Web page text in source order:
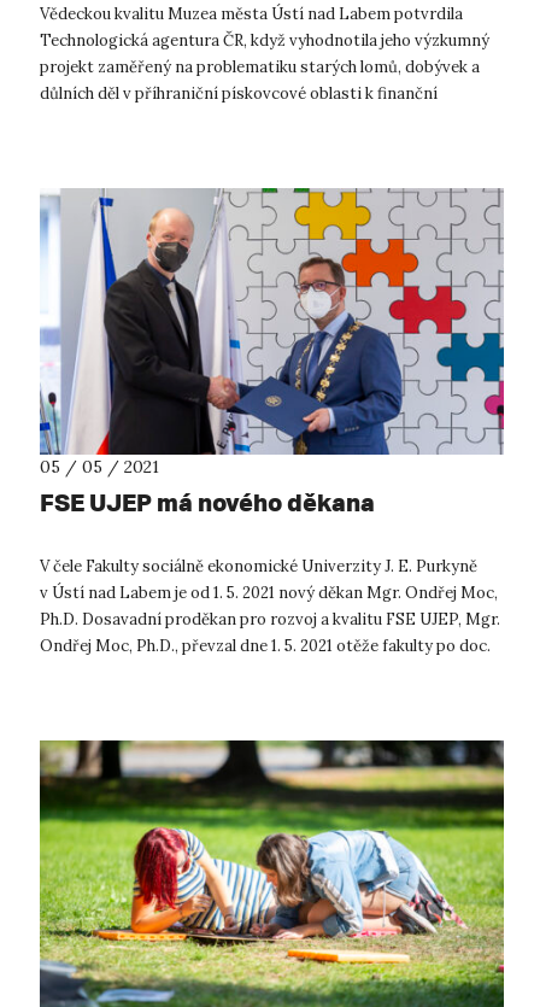
Vědeckou kvalitu Muzea města Ústí nad Labem potvrdila
Technologická agentura ČR, když vyhodnotila jeho výzkumný
projekt zaměřený na problematiku starých lomů, dobývek a
důlních děl v příhraniční pískovcové oblasti k finanční
05 / 05 / 2021
FSE UJEP má nového děkana
V čele Fakulty sociálně ekonomické Univerzity J. E. Purkyně
v Ústí nad Labem je od 1. 5. 2021 nový děkan Mgr. Ondřej Moc,
Ph.D. Dosavadní proděkan pro rozvoj a kvalitu FSE UJEP, Mgr.
Ondřej Moc, Ph.D., převzal dne 1. 5. 2021 otěže fakulty po doc.